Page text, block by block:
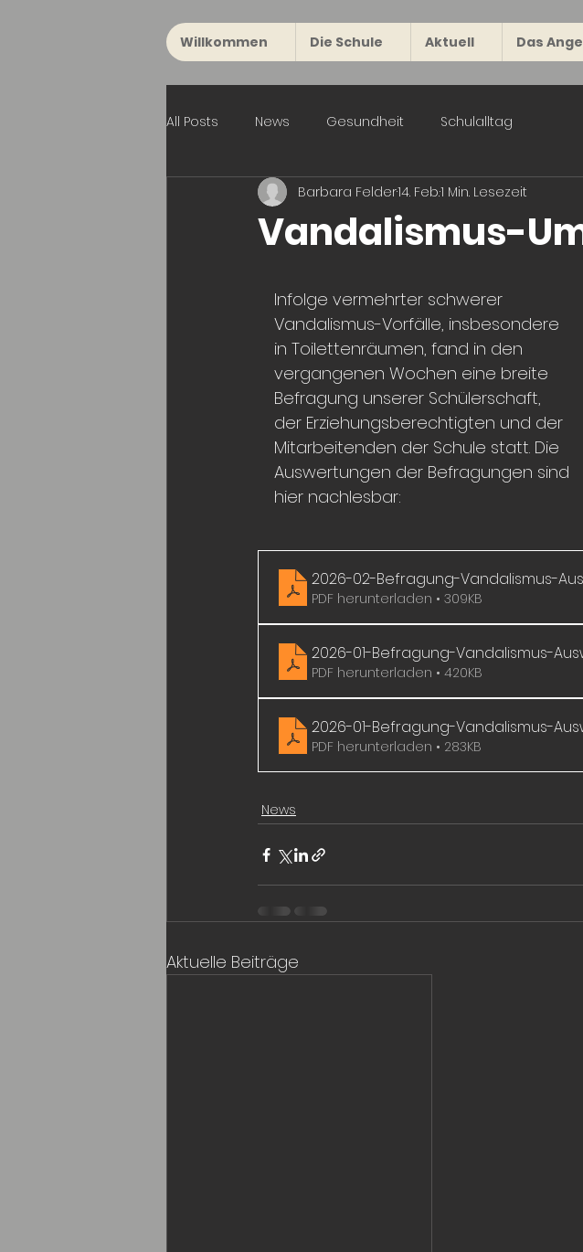
Willkommen Die Schule Aktuell Das
All Posts News Gesundheit Schulalltag
Vandalismus-
Barbara Felder14. Feb.1 Min. Lesezeit
Infolge vermehrter schwerer
Vandalismus-Vorfälle, insbesondere
in Toilettenräumen, fand in den
vergangenen Wochen eine breite
Befragung unserer Schülerschaft,
der Erziehungsberechtigten und der
Mitarbeitenden der Schule statt. Die
Auswertungen der Befragungen sind
hier nachlesbar:
2026-02-Befragung-Vandalismus-
PDF herunterladen • 309KB
2026-01-Befragung-Vandalismus-
PDF herunterladen • 420KB
2026-01-Befragung-Vandalismus-
PDF herunterladen • 283KB
News
Aktuelle Beiträge